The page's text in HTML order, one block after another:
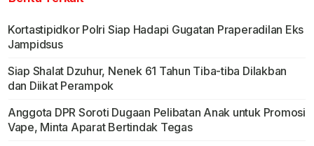
Kortastipidkor Polri Siap Hadapi Gugatan Praperadilan Eks
Jampidsus
Siap Shalat Dzuhur, Nenek 61 Tahun Tiba-tiba Dilakban
dan Diikat Perampok
Anggota DPR Soroti Dugaan Pelibatan Anak untuk Promosi
Vape, Minta Aparat Bertindak Tegas